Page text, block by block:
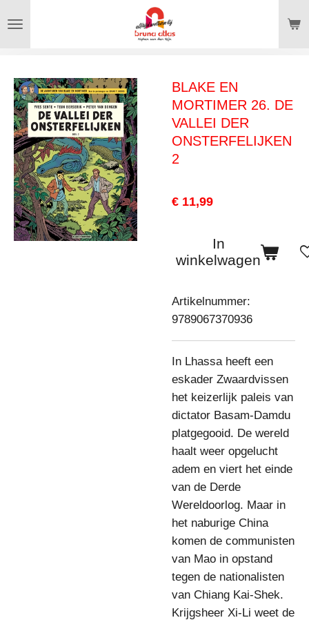
direct
hoofdinhoud
BLAKE EN
MORTIMER 26. DE
VALLEI DER
ONSTERFELIJKEN
2
€ 11,99
In
winkelwagen
Artikelnummer:
9789067370936
In Lhassa heeft een
eskader Zwaardvissen
het keizerlijk paleis van
dictator Basam-Damdu
platgegooid. De wereld
haalt weer opgelucht
adem en viert het einde
van de Derde
Wereldoorlog. Maar in
het naburige China
komen de communisten
van Mao in opstand
tegen de nationalisten
van Chiang Kai-Shek.
Krijgsheer Xi-Li weet de